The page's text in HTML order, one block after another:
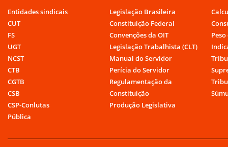
Entidades sindicais
CUT
FS
UGT
NCST
CTB
CGTB
CSB
CSP-Conlutas
Pública
Legislação Brasileira
Constituição Federal
Convenções da OIT
Legislação Trabalhista (CLT)
Manual do Servidor
Perícia do Servidor
Regulamentação da
Constituição
Produção Legislativa